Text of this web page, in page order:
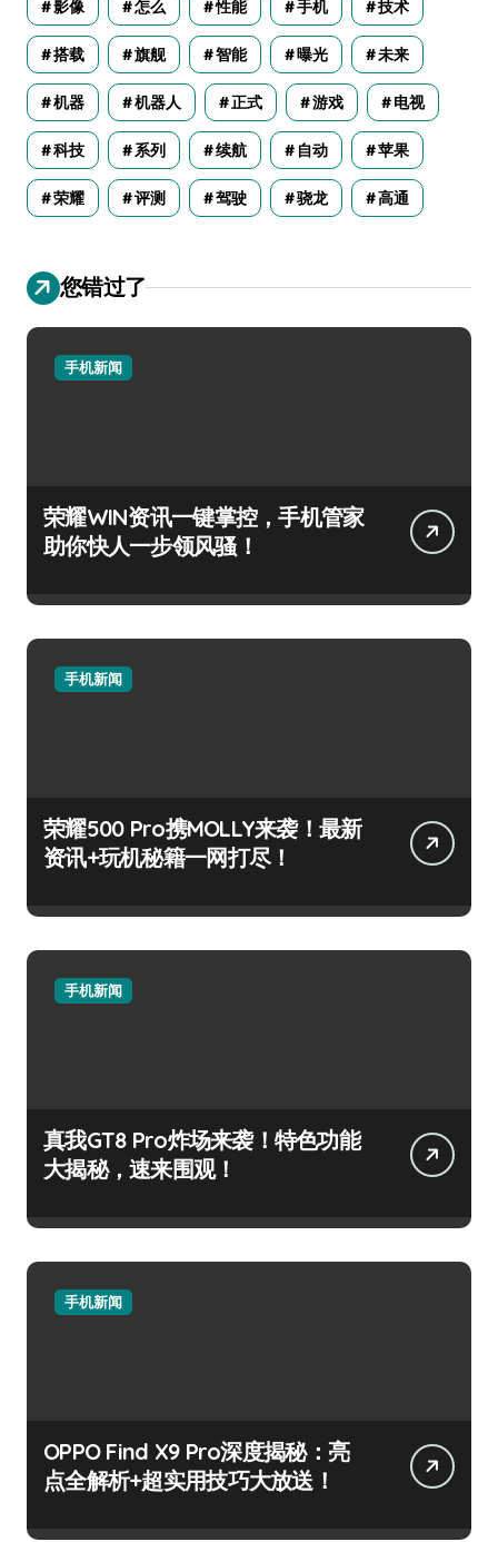
影像 怎么 性能 手机 技术
搭载 旗舰 智能 曝光 未来
机器 机器人 正式 游戏 电视
科技 系列 续航 自动 苹果
荣耀 评测 驾驶 骁龙 高通
您错过了
手机新闻
荣耀WIN资讯一键掌控，手机管家
助你快人一步领风骚！
手机新闻
荣耀500 Pro携MOLLY来袭！最新
资讯+玩机秘籍一网打尽！
手机新闻
真我GT8 Pro炸场来袭！特色功能
大揭秘，速来围观！
手机新闻
OPPO Find X9 Pro深度揭秘：亮
点全解析+超实用技巧大放送！